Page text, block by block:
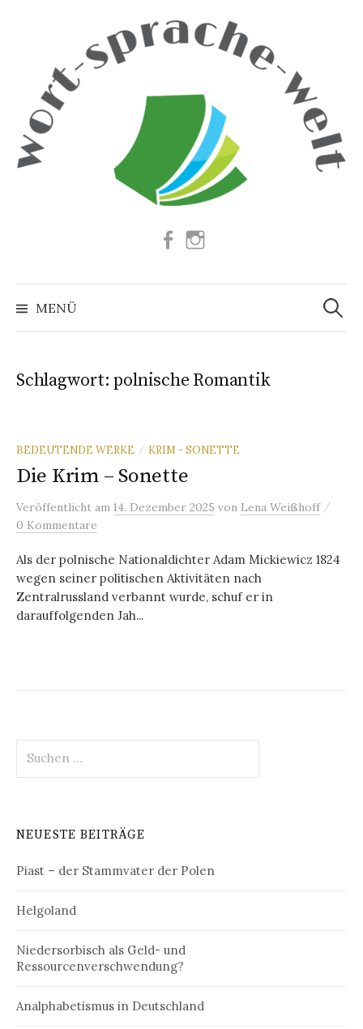
Facebook
MENÜ
Suchen
nach:
Schlagwort:polnische Romantik
BEDEUTENDE WERKE / KRIM - SONETTE
Die Krim – Sonette
Veröffentlicht am 14. Dezember 2025 von Lena Weißhoff /
0 Kommentare
Als der polnische Nationaldichter Adam Mickiewicz 1824
wegen seiner politischen Aktivitäten nach
Zentralrussland verbannt wurde, schuf er in
darauffolgenden Jah...
nach:
NEUESTE BEITRÄGE
Piast – der Stammvater der Polen
Helgoland
Niedersorbisch als Geld- und
Ressourcenverschwendung?
Analphabetismus in Deutschland